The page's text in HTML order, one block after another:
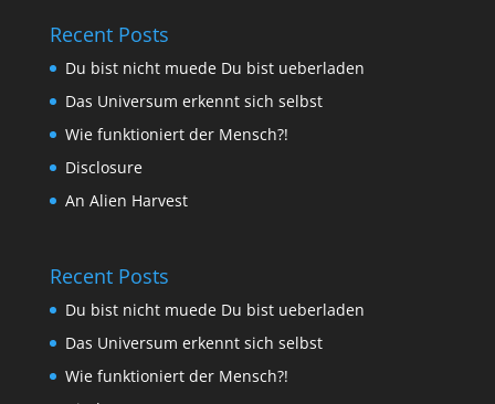
Recent Posts
Du bist nicht muede Du bist ueberladen
Das Universum erkennt sich selbst
Wie funktioniert der Mensch?!
Disclosure
An Alien Harvest
Recent Posts
Du bist nicht muede Du bist ueberladen
Das Universum erkennt sich selbst
Wie funktioniert der Mensch?!